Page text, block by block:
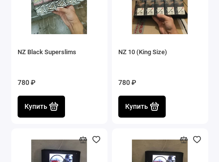
NZ Black Superslims
780 ₽
Купить
NZ 10 (King Size)
780 ₽
Купить